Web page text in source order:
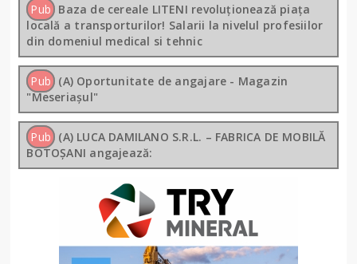
Pub Baza de cereale LITENI revoluționează piața
locală a transporturilor! Salarii la nivelul profesiilor
din domeniul medical si tehnic
Pub (A) Oportunitate de angajare - Magazin
"Meseriașul"
Pub (A) LUCA DAMILANO S.R.L. – FABRICA DE MOBILĂ
BOTOȘANI angajează: